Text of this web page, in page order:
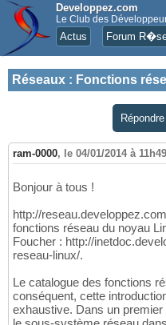
Developpez.com
Le Club des
Actus Forum
Réseaux : Fonctions
ram-0000, le 04/01/2014 à 11h49
Bonjour à tous !
http://
fonctions réseau du noyau
Foucher : http://
reseau-linux/.
Le catalogue des fonctions
conséquent, cette
exhaustive. Dans un